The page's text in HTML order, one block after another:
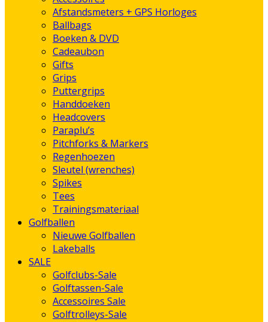
Afstandsmeters + GPS Horloges
Ballbags
Boeken & DVD
Cadeaubon
Gifts
Grips
Puttergrips
Handdoeken
Headcovers
Paraplu’s
Pitchforks & Markers
Regenhoezen
Sleutel (wrenches)
Spikes
Tees
Trainingsmateriaal
Golfballen
Nieuwe Golfballen
Lakeballs
SALE
Golfclubs-Sale
Golftassen-Sale
Accessoires Sale
Golftrolleys-Sale